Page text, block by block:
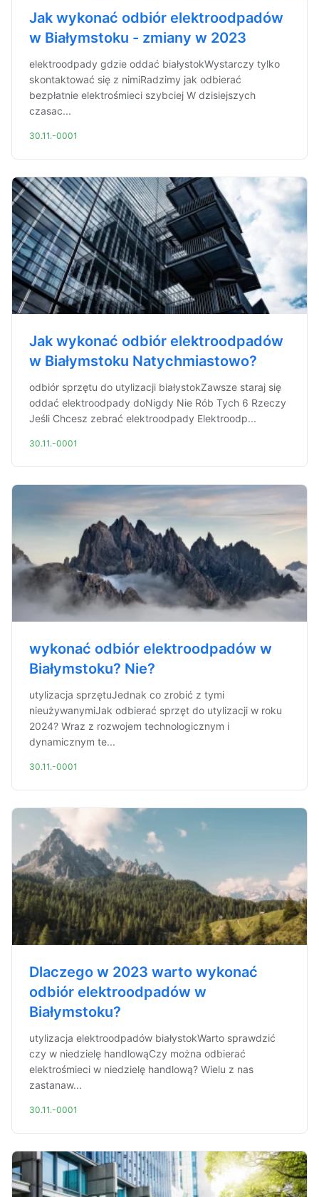
Jak wykonać odbiór elektroodpadów
w Białymstoku - zmiany w 2023
elektroodpady gdzie oddać białystokWystarczy tylko
skontaktować się z nimiRadzimy jak odbierać
bezpłatnie elektrośmieci szybciej W dzisiejszych
czasac...
30.11.-0001
Jak wykonać odbiór elektroodpadów
w Białymstoku Natychmiastowo?
odbiór sprzętu do utylizacji białystokZawsze staraj się
oddać elektroodpady doNigdy Nie Rób Tych 6 Rzeczy
Jeśli Chcesz zebrać elektroodpady Elektroodp...
30.11.-0001
wykonać odbiór elektroodpadów w
Białymstoku? Nie?
utylizacja sprzętuJednak co zrobić z tymi
nieużywanymiJak odbierać sprzęt do utylizacji w roku
2024? Wraz z rozwojem technologicznym i
dynamicznym te...
30.11.-0001
Dlaczego w 2023 warto wykonać
odbiór elektroodpadów w
Białymstoku?
utylizacja elektroodpadów białystokWarto sprawdzić
czy w niedzielę handlowąCzy można odbierać
elektrośmieci w niedzielę handlową? Wielu z nas
zastanaw...
30.11.-0001